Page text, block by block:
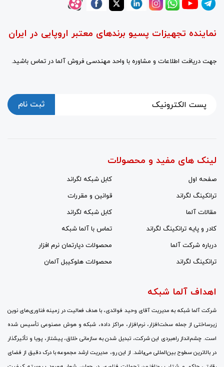
نماینده تجهیزات پسیو برندهای معتبر اروپایی در ایران
جهت دریافت اطلاعات و مشاوره با واحد مهندسی فروش آلما در تماس باشید.
ثبت نام
لینک های مفید و محصولات
صفحه اول
کابل شبکه لگراند
ترانکینگ لگراند
قوانین و مقررات
مقالات آلما
کابل شبکه لگراند
کادر و پایه ترانکینگ لگراند
تماس با آلما شبکه
درباره شرکت آلما
محصولات دپارتمان نرم افزار
ترانکینگ لگراند
محصولات هلوکیبل آلمان
اهداف آلما شبکه
شرکت آلما شبکه به مدیریت آقای وحید فوائدی، با هدف فعالیت در زمینه فناوری‌های نوین
زیرساختی از جمله سخت‌افزار، نرم‌افزار، مراکز داده، شبکه و هوش مصنوعی تأسیس شده
است. چشم‌انداز راهبردی این شرکت، تبدیل شدن به سازمانی خلاق، پیشتاز، پویا و تأثیرگذار
در بالاترین سطوح بین‌المللی می‌باشد. از این رو، مدیریت ارشد مجموعه با درک دقیق از فضای